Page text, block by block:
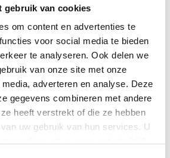
gebruik van cookies
om content en advertenties te
voor social media te bieden
te analyseren. Ook delen we
van onze site met onze
adverteren en analyse. Deze
gegevens combineren met andere
heeft verstrekt of die ze hebben
uw gebruik van hun services. U
effectpedaal
Boss PSA-230S AC Adapter